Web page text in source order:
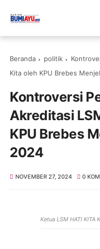
Beranda politik
Kita oleh KPU Brebes
Kontroversi
Akreditasi
KPU Brebes
2024
NOVEMBER 27, 2024 0
Ketua LSM HATI KITA